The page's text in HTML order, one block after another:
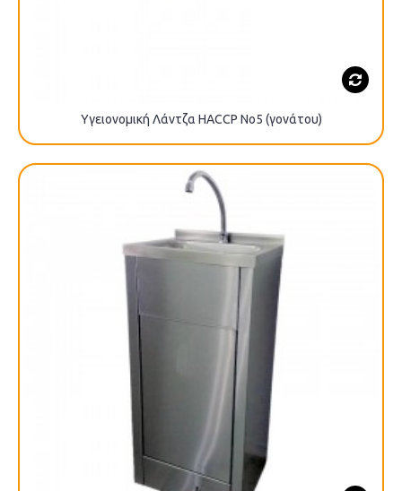
Υγειονομική Λάντζα HACCP No5 (γονάτου)